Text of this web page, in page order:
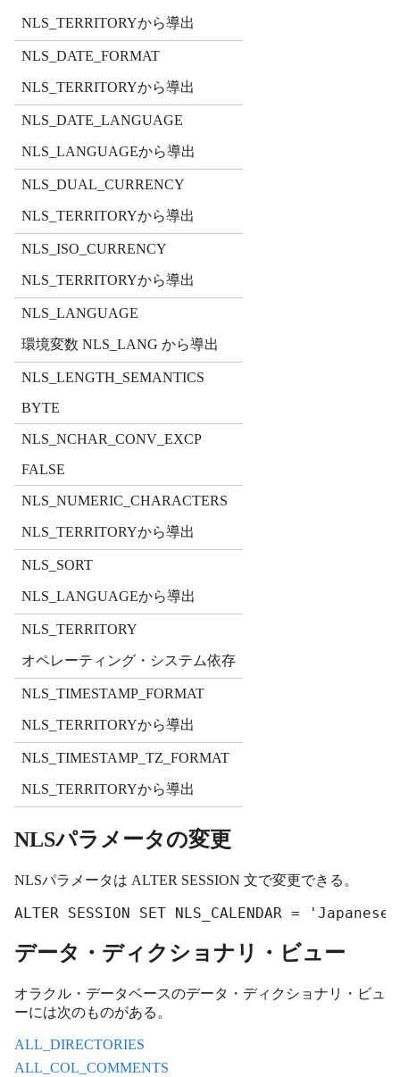
NLS_TERRITORYから導出
NLS_DATE_FORMAT
NLS_TERRITORYから導出
NLS_DATE_LANGUAGE
NLS_LANGUAGEから導出
NLS_DUAL_CURRENCY
NLS_TERRITORYから導出
NLS_ISO_CURRENCY
NLS_TERRITORYから導出
NLS_LANGUAGE
環境変数 NLS_LANG から導出
NLS_LENGTH_SEMANTICS
BYTE
NLS_NCHAR_CONV_EXCP
FALSE
NLS_NUMERIC_CHARACTERS
NLS_TERRITORYから導出
NLS_SORT
NLS_LANGUAGEから導出
NLS_TERRITORY
オペレーティング・システム依存
NLS_TIMESTAMP_FORMAT
NLS_TERRITORYから導出
NLS_TIMESTAMP_TZ_FORMAT
NLS_TERRITORYから導出
NLSパラメータの変更
NLSパラメータは ALTER SESSION 文で変更できる。
ALTER SESSION SET NLS_CALENDAR =
データ・ディクショナリ・ビュー
オラクル・データベースのデータ・ディクショナリ・ビュ
ーには次のものがある。
ALL_DIRECTORIES
ALL_COL_COMMENTS